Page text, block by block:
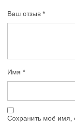
Ваш отзыв *
Имя *
Сохранить моё имя,